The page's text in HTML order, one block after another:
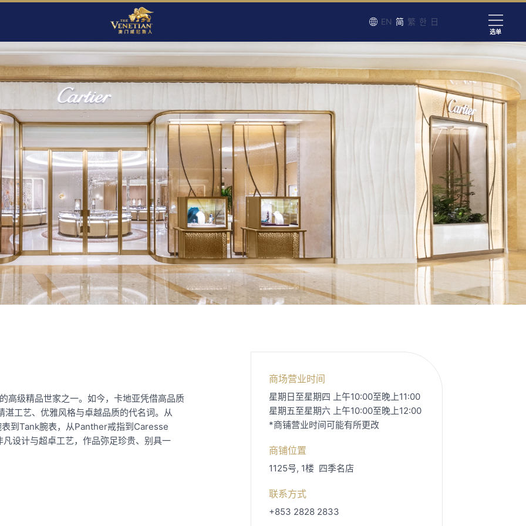
EN 简 繁 한 日
选单
高级精品世家之一。如今，卡地亚凭借高品质
工艺、优雅风格与卓越品质的代名词。从
到Tank腕表，从Panther戒指到Caresse
设计与超卓工艺，作品弥足珍贵、别具一
商场营业时间
星期日至星期四 上午10:00至晚上11:00
星期五至星期六 上午10:00至晚上12:00
*商铺营业时间可能有所更改
商铺位置
1125号, 1楼 四季名店
联系方式
+853 2828 2833